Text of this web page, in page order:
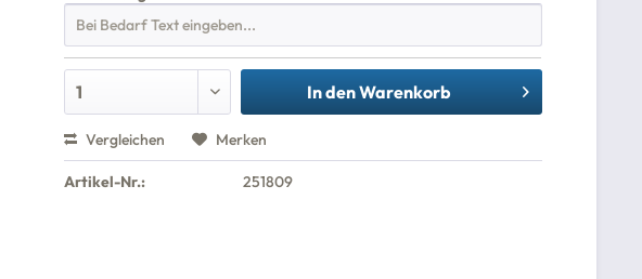
In denWarenkorb
Vergleichen Merken
Artikel-Nr.: 251809